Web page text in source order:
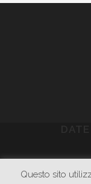
Questo sito